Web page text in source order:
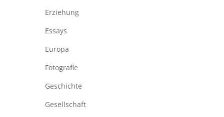
Erziehung
Essays
Europa
Fotografie
Geschichte
Gesellschaft